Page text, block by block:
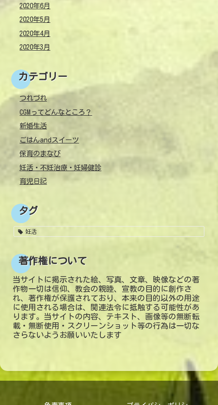
2020年6月
2020年5月
2020年4月
2020年3月
カテゴリー
つれづれ
CGMってどんなところ？
新婚生活
ごはんandスイーツ
保育のまなび
妊活・不妊治療・妊婦健診
育児日記
タグ
妊活
著作権について
当サイトに掲示された絵、写真、文章、映像などの著
作物一切は信仰、教会の親睦、宣教の目的に創作さ
れ、著作権が保護されており、本来の目的以外の用途
に使用される場合は、関連法令に抵触する可能性があ
ります。当サイトの内容、テキスト、画像等の無断転
載・無断使用・スクリーンショット等の行為は一切な
さらないようお願いいたします